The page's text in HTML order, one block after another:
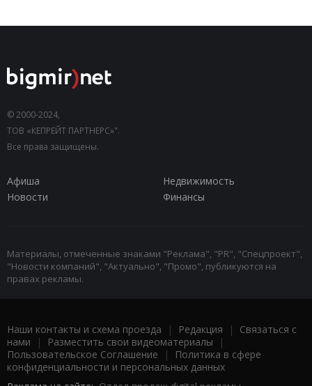
© 2000-2024,
ТОВ «КЕПРЕЙТ ПАРТНЕРС»".
Все права защищены.
Афиша
Недвижимость
Новости
Финансы
Материалы, отмеченные знаками "Реклама", "PR", "Спецпроект",
"Новости компаний", "Актуально", "Промо", публикуются на
правах рекламы.
Наши контакты и схема проезда | Редакция | Связаться с
нами | Разместить свои видеоматериалы |
Пользовательское Соглашение |
Политика в сфере
конфиденциальности и персональных данных